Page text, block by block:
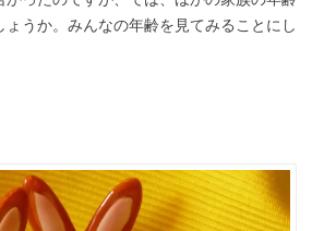
うか。みんなの年齢を見てみることにし